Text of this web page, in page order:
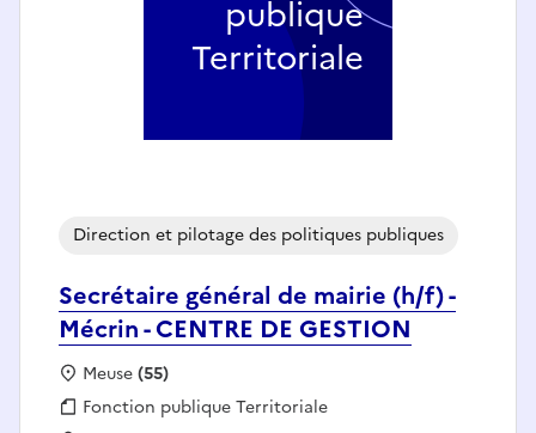
Secrétaire général de mairie (h/f) -
Mécrin - CENTRE DE GESTION
Direction et pilotage des politiques publiques
Localisation :
Meuse(55)
Fonction publique :
Fonction publique Territoriale
publique
Territoriale